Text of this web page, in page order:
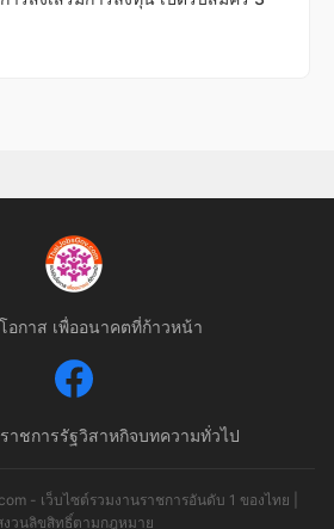
อกาส เพื่ออนาคตที่ก้าวหน้า
าชการรัฐวิสาหกิจบทความทั่วไป
- เว็บไซต์รวมงานราชการอันดับ 1 ของไทย |
งวนลิขสิทธิ์ตามกฎหมาย